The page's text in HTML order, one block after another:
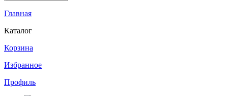
Главная
Каталог
Корзина
Избранное
Профиль